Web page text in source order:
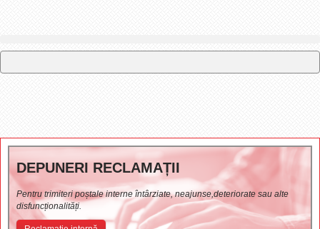
DEPUNERI RECLAMAȚII
Pentru trimiteri poștale interne întârziate, neajunse,deteriorate sau alte
disfuncționalități.